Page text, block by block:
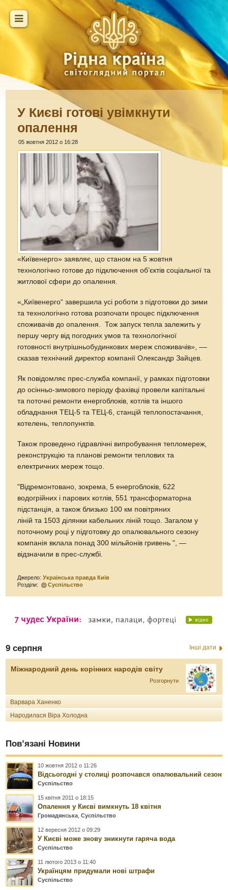
У Києві готові увімкнути
опалення
05 жовтня 2012 о 16:28
«Київенерго» заявляє, що станом на 5 жовтня
технологічно готове до підключення об’єктів соціальної та
житлової сфери до опалення.
«„Київенерго“ завершила усі роботи з підготовки до зими
та технологічно готова розпочати процес підключення
споживачів до опалення. Тож запуск тепла залежить у
першу чергу від погодних умов та технологічної
готовності внутрішньобудинкових мереж споживачів», ––
сказав технічний директор компанії Олександр Зайцев.
Як повідомляє прес-служба компанії, у рамках підготовки
до осінньо-зимового періоду фахівці провели капітальні
та поточні ремонти енергоблоків, котлів та іншого
обладнання ТЕЦ-5 та ТЕЦ-6, станцій теплопостачання,
котелень, теплопунктів.
Також проведено гідравлічні випробування тепломереж,
реконструкцію та планові ремонти теплових та
електричних мереж тощо.
"Відремонтовано, зокрема, 5 енергоблоків, 622
водогрійних і парових котлів, 551 трансформаторна
підстанція, а також близько 100 км повітряних
ліній та 1503 ділянки кабельних ліній тощо. Загалом у
поточному році у підготовку до опалювального сезону
компанія вклала понад 300 мільйонів гривень ", —
відзначили в прес-службі.
Джерело:Українська правда Київ
Розділи:
Суспільство
9 серпня Інші дати
Міжнародний день корінних народів світу
Розгорнути
Варвара Ханенко
Народилася Віра Холодна
Пов’язані Новини
10 жовтня 2012 о 11:26
Відсьогодні у столиці розпочався опалювальний сезон
Суспільство
15 квітня 2011 о 18:15
Опалення у Києві вимкнуть 18 квітня
Громадянська ,Суспільство
12 вересня 2012 о 09:29
У Києві може знову зникнути гаряча вода
Суспільство
11 лютого 2013 о 11:40
Українцям придумали нові штрафи
Суспільство